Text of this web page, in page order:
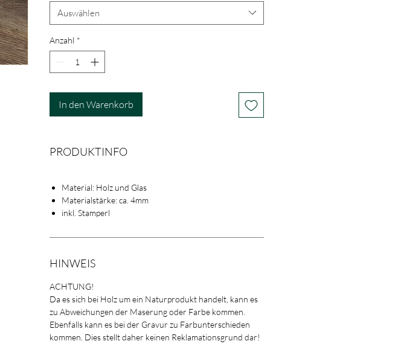
Auswählen
Anzahl *
In den Warenkorb
PRODUKTINFO
Material: Holz und Glas
Materialstärke: ca. 4mm
inkl. Stamperl
HINWEIS
ACHTUNG!
Da es sich bei Holz um ein Naturprodukt handelt, kann es
zu Abweichungen der Maserung oder Farbe kommen.
Ebenfalls kann es bei der Gravur zu Farbunterschieden
kommen. Dies stellt daher keinen Reklamationsgrund dar!